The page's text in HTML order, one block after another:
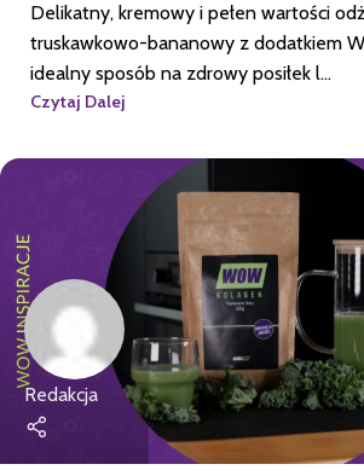
Delikatny, kremowy i pełen wartości
truskawkowo-bananowy z dodatkiem
idealny sposób na zdrowy posiłek l...
Czytaj Dalej
Redakcja